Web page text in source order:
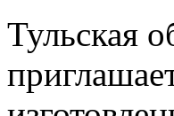
Тульская